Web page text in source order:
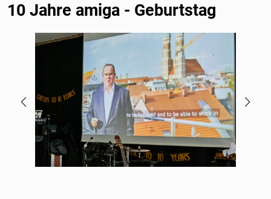
10 Jahre amiga - Geburtstag